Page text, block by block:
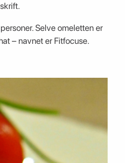
Selve omeletten er
– navnet er Fitfocuse.